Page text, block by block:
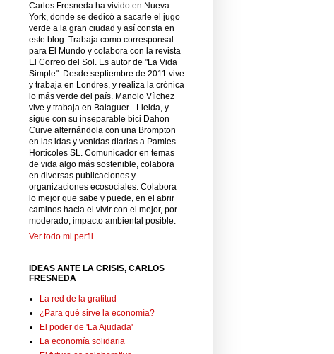
Carlos Fresneda ha vivido en Nueva
York, donde se dedicó a sacarle el jugo
verde a la gran ciudad y así consta en
este blog. Trabaja como corresponsal
para El Mundo y colabora con la revista
El Correo del Sol. Es autor de "La Vida
Simple". Desde septiembre de 2011 vive
y trabaja en Londres, y realiza la crónica
lo más verde del país. Manolo Vílchez
vive y trabaja en Balaguer - Lleida, y
sigue con su inseparable bici Dahon
Curve alternándola con una Brompton
en las idas y venidas diarias a Pamies
Horticoles SL. Comunicador en temas
de vida algo más sostenible, colabora
en diversas publicaciones y
organizaciones ecosociales. Colabora
lo mejor que sabe y puede, en el abrir
caminos hacia el vivir con el mejor, por
moderado, impacto ambiental posible.
Ver todo mi perfil
IDEAS ANTE LA CRISIS, CARLOS
FRESNEDA
La red de la gratitud
¿Para qué sirve la economía?
El poder de 'La Ajudada'
La economía solidaria